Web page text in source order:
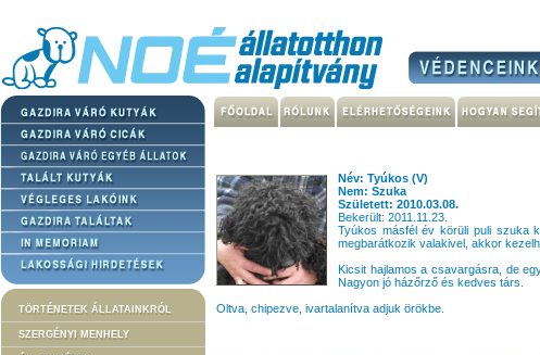
TÖRTÉNETEK ÁLLATAINKRÓL
SZERGÉNYI MENHELY
Név: Tyúkos (V)
Nem: Szuka
Született: 2010.03.08.
Bekerült: 2011.11.23.
Tyúkos másfél év körüli puli szuka
megbarátkozik valakivel, akkor
Kicsit hajlamos a csavargásra, de
Nagyon jó házőrző és kedves társ.
Oltva, chipezve, ivartalanítva adjuk örökbe.